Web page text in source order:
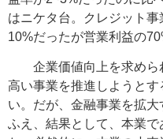
はニケタ台。クレジット
10%だったが営業利益の
企業価値向上を求めら
高い事業を推進しようと
い。だが、金融事業を拡
ふえ、結果として、本業